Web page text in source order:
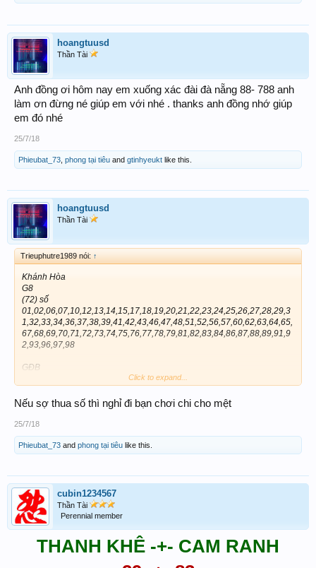
hoangtuusd
Thần Tài
Anh đồng ơi hôm nay em xuống xác đài đà nẵng 88- 788 anh
làm ơn đừng né giúp em với nhé . thanks anh đồng nhớ giúp
em đó nhé
25/7/18
Phieubat_73 phong tại tiêu and gtinhyeukt like this.
hoangtuusd
Thần Tài
Trieuphutre1989 nói: ↑
Khánh Hòa
G8
(72) số
01,02,06,07,10,12,13,14,15,17,18,19,20,21,22,23,24,25,26,27,28,29,3
1,32,33,34,36,37,38,39,41,42,43,46,47,48,51,52,56,57,60,62,63,64,65,
67,68,69,70,71,72,73,74,75,76,77,78,79,81,82,83,84,86,87,88,89,91,9
2,93,96,97,98
GĐB
4,35,36,37,38,39,40,41,42,43,45,46,47,48,53,54,58,59,62,63,64,67,68,
3,95,96,97,98
Đà nẵng
1,32,33,34,36,37,38,39,41,42,43,46,47,48,51,52,56,57,60,62,63,64,65,
67,68,69,70,71,72,73,74,75,76,77,78,79,81,82,83,84,86,87,88,89,91,9
2,93,96,97,98
Click to expand...
Nếu sợ thua số thì nghỉ đi bạn chơi chi cho mệt
25/7/18
Phieubat_73 and phong tại tiêu like this.
cubin1234567
Thần Tài
Perennial member
THANH KHÊ -+- CAM RANH